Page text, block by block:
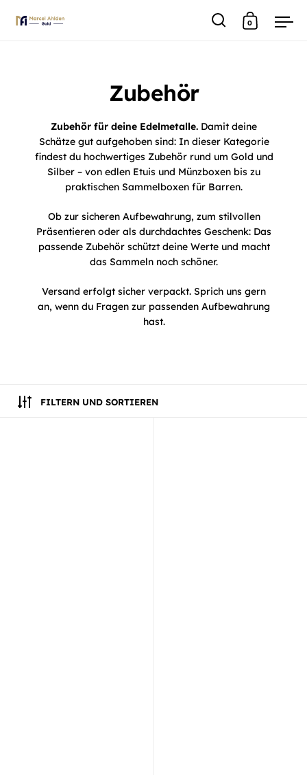
Suche
0
Zubehör
Zubehör für deine Edelmetalle. Damit deine
Schätze gut aufgehoben sind: In dieser Kategorie
findest du hochwertiges Zubehör rund um Gold und
Silber – von edlen Etuis und Münzboxen bis zu
praktischen Sammelboxen für Barren.
Ob zur sicheren Aufbewahrung, zum stilvollen
Präsentieren oder als durchdachtes Geschenk: Das
passende Zubehör schützt deine Werte und macht
das Sammeln noch schöner.
Versand erfolgt sicher verpackt. Sprich uns gern
an, wenn du Fragen zur passenden Aufbewahrung
hast.
FILTERN UND SORTIEREN